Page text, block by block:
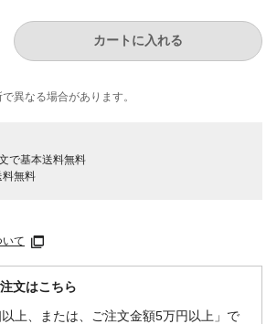
カートに入れる
異なる​場合が​あります。
で基本送料無料
料無料
て
文はこちら
以上、または、ご注文金額5万円以上」で